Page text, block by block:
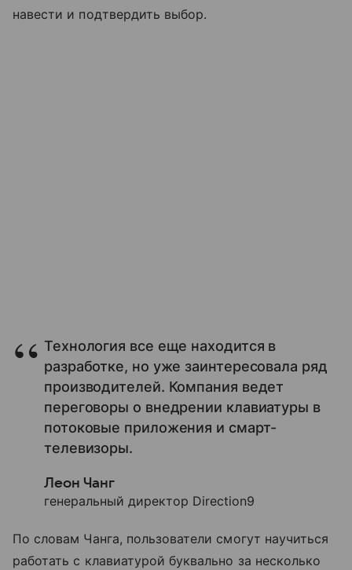
навести и подтвердить выбор.
Технология все еще находится в
разработке, но уже заинтересовала ряд
производителей. Компания ведет
переговоры о внедрении клавиатуры в
потоковые приложения и смарт-
телевизоры.
Леон Чанг
генеральный директор Direction9
По словам Чанга, пользователи смогут научиться
работать с клавиатурой буквально за несколько